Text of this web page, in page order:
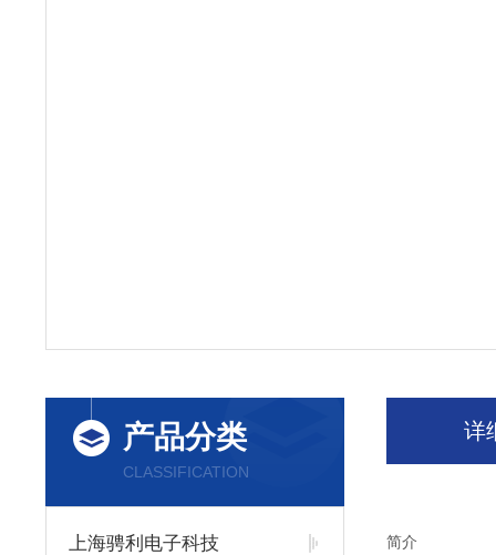
产品分类
CLASSIFICATION
上海骋利电子科技
详
简介